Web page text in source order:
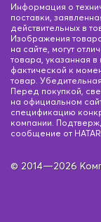
Информация о
поставки,
действительных в
Изображения
на сайте, могут
товара, указанная в
фактической к
товар.
Перед покупкой,
на официальном
спецификацию
компании.
сообщение от
© 2014—2026